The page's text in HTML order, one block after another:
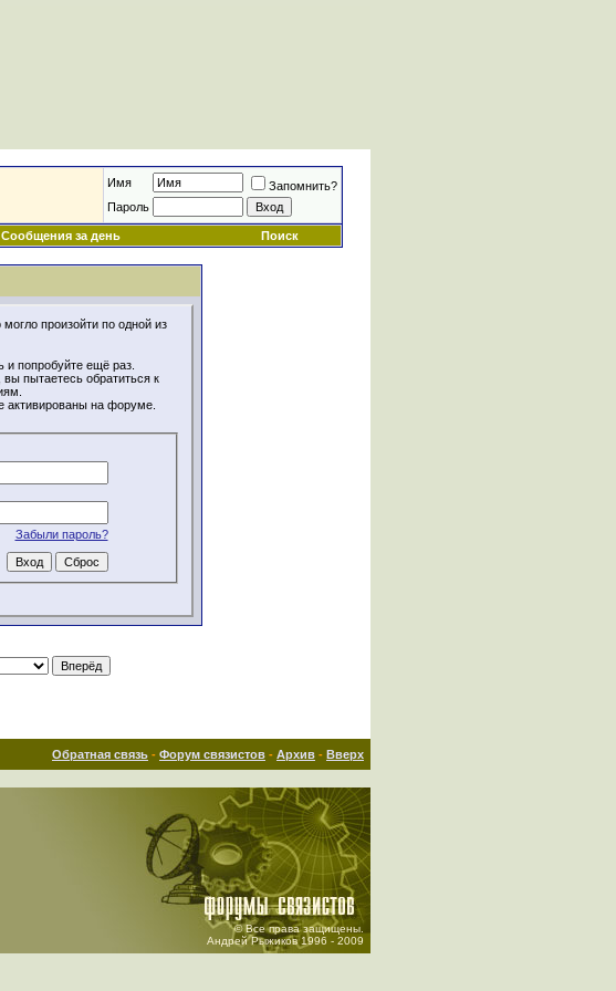
Имя
Запомнить?
Пароль
Сообщения за день Поиск
произойти по одной из
попробуйте ещё раз.
пытаетесь обратиться к
активированы на форуме.
Забыли пароль?
Обратная связь - Форум связистов - Архив - Вверх
© Все права защищены.
Андрей Рыжиков 1996 - 2009